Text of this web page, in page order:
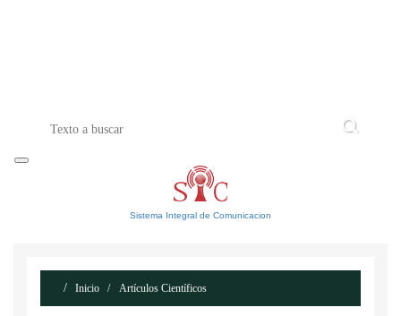
Sistema Integral de Comunicacion
Inicio Artículos Científicos